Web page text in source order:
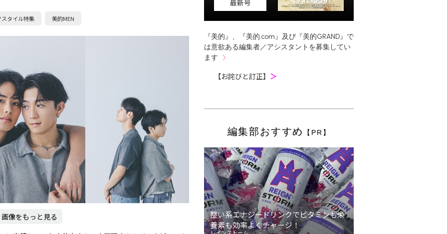
タイル特集 美的MEN
画像をもっと見る
最新号
『美的』、『美的.com』及び『美的GRAND』で
は意欲ある編集者／アシスタントを募集してい
ます
【お詫びと訂正】 ＞
編集部おすすめ 【PR】
整い系エナジードリンクでビタミンも栄
養素も効率よくチャージ！